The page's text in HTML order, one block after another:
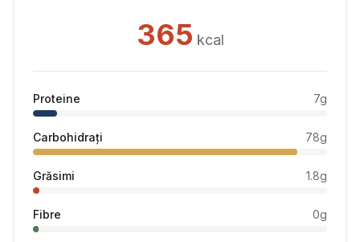
365 kcal
Proteine 7g
Carbohidrați 78g
Grăsimi 1.8g
Fibre 0g